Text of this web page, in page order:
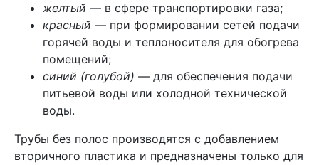
желтый — в сфере транспортировки газа;
красный — при формировании сетей подачи
горячей воды и теплоносителя для обогрева
помещений;
синий (голубой) — для обеспечения подачи
питьевой воды или холодной технической
воды.
Трубы без полос производятся с добавлением
вторичного пластика и предназначены только для